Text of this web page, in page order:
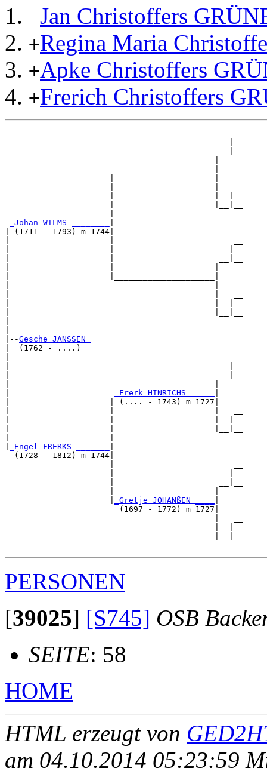
Jan Christoffers
+Regina Maria
+Apke Christoffers
+Frerich Christoffers
_Johan WILMS ________
| (1711 - 1793) m 1744|
|--Gesche JANSSEN
|  (1762 - ....)
_Frerk HINRICHS _____
|                     | (.... - 1743) m 1727|
_Engel FRERKS _______
  (1728 - 1812) m 1744|
_Gretje JOHANßEN ____
                        (1697 - 1772) m 1727|
PERSONEN
[39025] [S745] OSB
SEITE: 58
HOME
HTML erzeugt von
am 04.10.2014 05:23:59